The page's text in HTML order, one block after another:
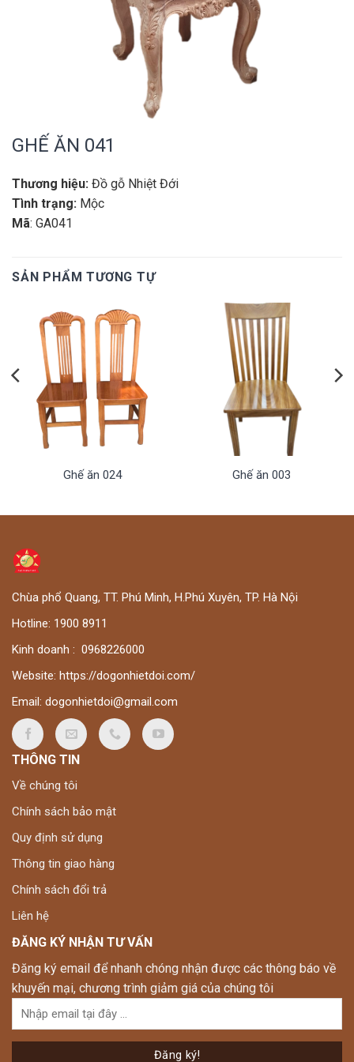
GHẾ ĂN 041
Thương hiệu: Đồ gỗ Nhiệt Đới
Tình trạng: Mộc
Mã: GA041
SẢN PHẨM TƯƠNG TỰ
Ghế ăn 024 Ghế ăn 003
Chùa phổ Quang, TT. Phú Minh, H.Phú Xuyên, TP. Hà Nội
Hotline: 1900 8911
Kinh doanh : 0968226000
Website: https://dogonhietdoi.com/
Email: dogonhietdoi@gmail.com
THÔNG TIN
Về chúng tôi
Chính sách bảo mật
Quy định sử dụng
Thông tin giao hàng
Chính sách đổi trả
Liên hệ
ĐĂNG KÝ NHẬN TƯ VẤN
Đăng ký email để nhanh chóng nhận được các thông báo về
khuyến mại, chương trình giảm giá của chúng tôi